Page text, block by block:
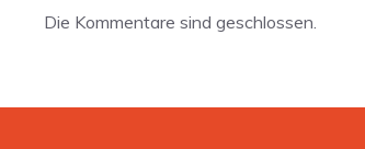
Die Kommentare sind geschlossen.